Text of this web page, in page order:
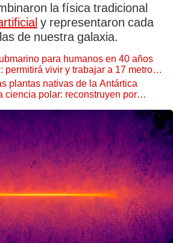
la física tradicional
y representaron cada
de nuestra galaxia.
para humanos en 40 años
permitirá vivir y trabajar a 17 metros
plantas nativas de la Antártica
ciencia polar: reconstruyen por